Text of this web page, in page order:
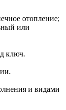
отопление;
или
ключ.
и видами